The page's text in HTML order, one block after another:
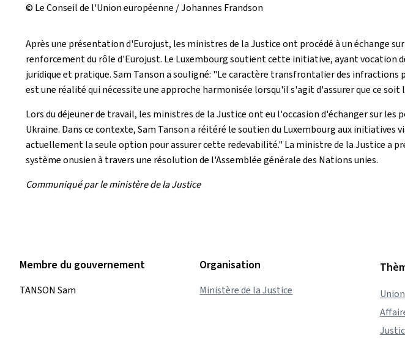
© Le Conseil de l'Union européenne / Johannes Frandson
Après une présentation d'Eurojust, les ministres de la Justice ont procédé à un
renforcement du rôle d'Eurojust. Le Luxembourg soutient cette initiative, ayant
juridique et pratique. Sam Tanson a souligné: "Le caractère transfrontalier des
est une réalité qui nécessite une approche harmonisée lorsqu'il s'agit d'assurer que ce
Lors du déjeuner de travail, les ministres de la Justice ont eu l'occasion d'échanger sur
Ukraine. Dans ce contexte, Sam Tanson a réitéré le soutien du Luxembourg aux
actuellement la seule option pour assurer cette redevabilité." La ministre de la Justice a
système onusien à travers une résolution de l'Assemblée générale des Nations unies.
Communiqué par le ministère de la Justice
Membre du gouvernement
TANSON Sam
Organisation
Ministère de la Justice